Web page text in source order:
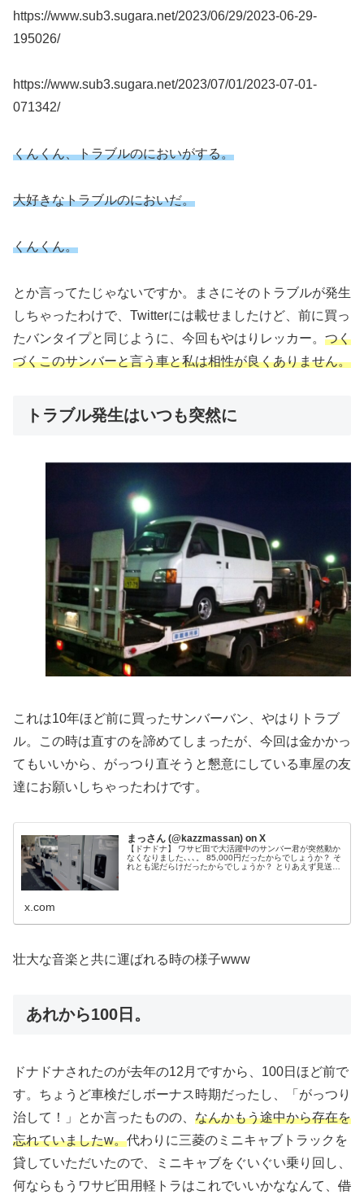
https://www.sub3.sugara.net/2023/06/29/2023-06-29-
195026/
https://www.sub3.sugara.net/2023/07/01/2023-07-01-
071342/
くんくん、トラブルのにおいがする。
大好きなトラブルのにおいだ。
くんくん。
とか言ってたじゃないですか。まさにそのトラブルが発生
しちゃったわけで、Twitterには載せましたけど、前に買っ
たバンタイプと同じように、今回もやはりレッカー。 つく
づくこのサンバーと言う車と私は相性が良くありません。
トラブル発生はいつも突然に
これは10年ほど前に買ったサンバーバン、やはりトラブ
ル。この時は直すのを諦めてしまったが、今回は金かかっ
てもいいから、がっつり直そうと懇意にしている車屋の友
達にお願いしちゃったわけです。
まっさん (@kazzmassan) on X
【ドナドナ】 ワサビ田で大活躍中のサンバー君が突然動か
なくなりました､､､。 85,000円だったからでしょうか？ そ
れとも泥だらけだったからでしょうか？ とりあえず見送っ
x.com
壮大な音楽と共に運ばれる時の様子www
あれから100日。
ドナドナされたのが去年の12月ですから、100日ほど前で
す。ちょうど車検だしボーナス時期だったし、「がっつり
治して！」とか言ったものの、 なんかもう途中から存在を
忘れていましたw。代わりに三菱のミニキャブトラックを
貸していただいたので、ミニキャブをぐいぐい乗り回し、
何ならもうワサビ田用軽トラはこれでいいかななんて、 借